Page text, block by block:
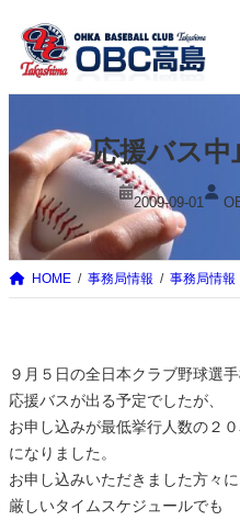
を
ス
ッ
応援バス中
2009-09-01
HOME 事務局情報 事務局情報
９月５日の全日本クラブ野球選
応援バスが出る予定でしたが、
お申し込みが最低挙行人数の２
になりました。
お申し込みいただきました方々
厳しいタイムスケジュールでも